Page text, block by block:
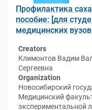
Профилактика
пособие: [для
медицинских
Creators
Климонтов Вадим
Сергеевна
Organization
Новосибирский
Медицинский
экспериментальной